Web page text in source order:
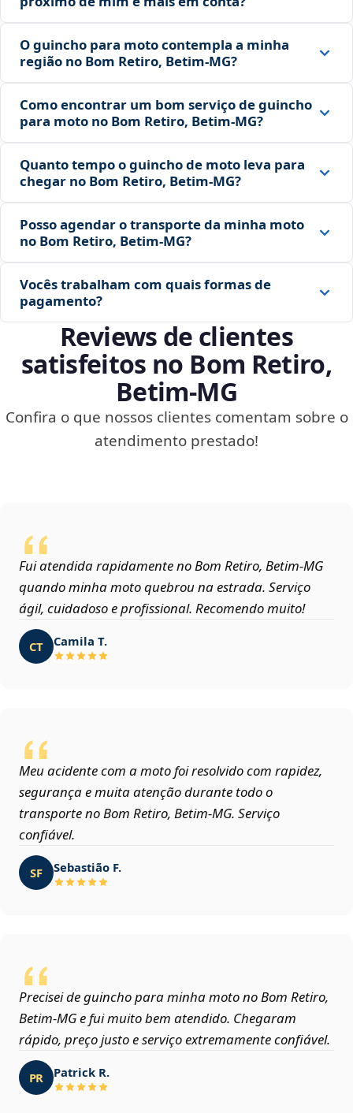
O guincho para moto contempla a minha
região no Bom Retiro, Betim‑MG?
Como encontrar um bom serviço de guincho
para moto no Bom Retiro, Betim‑MG?
Quanto tempo o guincho de moto leva para
chegar no Bom Retiro, Betim‑MG?
Posso agendar o transporte da minha moto
no Bom Retiro, Betim‑MG?
Vocês trabalham com quais formas de
pagamento?
Reviews de clientes
satisfeitos no Bom Retiro,
Betim‑MG
Confira o que nossos clientes comentam sobre o
atendimento prestado!
Fui atendida rapidamente no Bom Retiro, Betim‑MG
quando minha moto quebrou na estrada. Serviço
ágil, cuidadoso e profissional. Recomendo muito!
CT Camila T.
Meu acidente com a moto foi resolvido com rapidez,
segurança e muita atenção durante todo o
transporte no Bom Retiro, Betim‑MG. Serviço
confiável.
SF Sebastião F.
Precisei de guincho para minha moto no Bom Retiro,
Betim‑MG e fui muito bem atendido. Chegaram
rápido, preço justo e serviço extremamente confiável.
PR Patrick R.